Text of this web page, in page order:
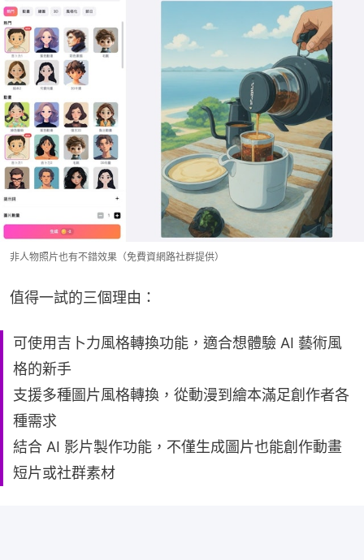
非人物照片也有不錯效果（免費資網路社群提供）
值得一試的三個理由：
可使用吉卜力風格轉換功能，適合想體驗 AI 藝術風
格的新手
支援多種圖片風格轉換，從動漫到繪本滿足創作者各
種需求
結合 AI 影片製作功能，不僅生成圖片也能創作動畫
短片或社群素材